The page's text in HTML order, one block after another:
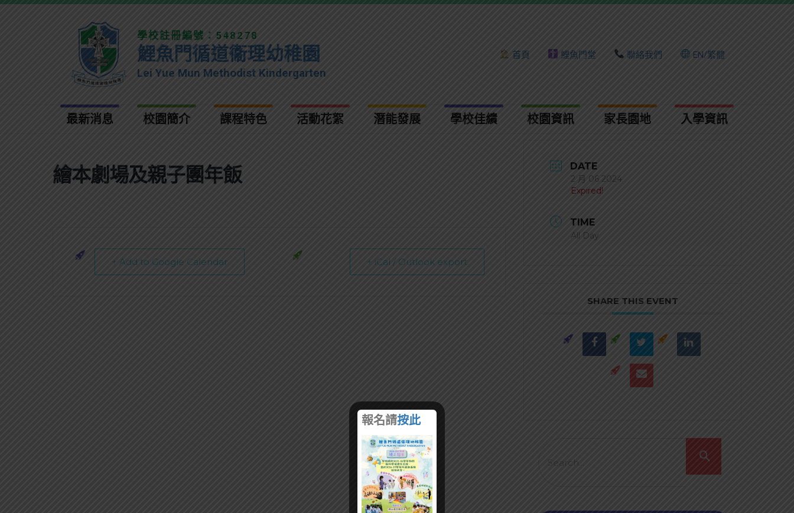
學校註冊編號：548278
鯉魚門循道衞理幼稚園
Lei Yue Mun Methodist Kindergarten
首頁 鯉魚門堂 聯絡我們 EN/繁體
最新消息 校園簡介 課程特色 活動花絮 潛能發展 學校佳績 校園資訊 家長園地 入學資訊​
繪本劇場及親子團年飯
+ Add to Google Calendar + iCal / Outlook export
DATE
2 月 06 2024
Expired!
TIME
All Day
SHARE THIS EVENT
報名請按此